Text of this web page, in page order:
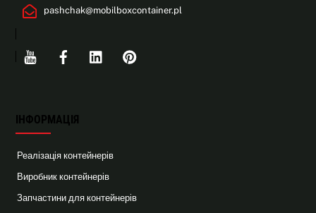
pashchak@mobilboxcontainer.pl
ІНФОРМАЦІЯ
Реалізація контейнерів
Виробник контейнерів
Запчастини для контейнерів